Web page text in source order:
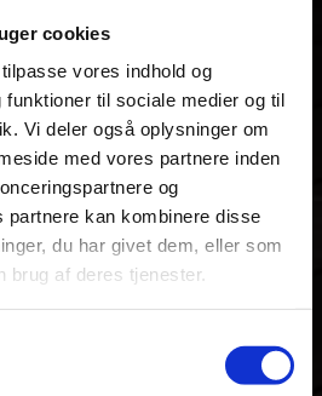
cookies
vores indhold og
til sociale medier og til
Vi deler også oplysninger om
med vores partnere inden
og
partnere kan kombinere disse
du har givet dem, eller som
brug af deres tjenester.